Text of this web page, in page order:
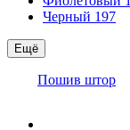
Черный 197
Ещё
Пошив штор